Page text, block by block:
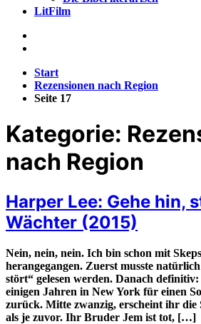
LitFilm
Start
Rezensionen nach Region
Seite 17
Kategorie:
nach Region
Harper Lee: Gehe hin,
Wächter (2015)
Nein, nein, nein. Ich bin schon mit
herangegangen. Zuerst musste
stört“ gelesen werden. Danach
einigen Jahren in New York für einen
zurück. Mitte zwanzig, erscheint ihr die
als je zuvor. Ihr Bruder Jem ist tot, […]